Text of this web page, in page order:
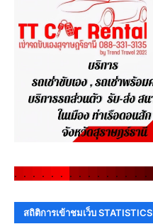
. . . . . . . . . . . . . . .
สถิติการเข้าชมเว็บ STATISTICS